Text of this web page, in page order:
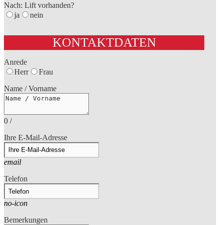
Nach: Lift vorhanden?
ja
nein
KONTAKTDATEN
Anrede
Herr
Frau
Name / Vorname
0 /
Ihre E-Mail-Adresse
email
Telefon
no-icon
Bemerkungen